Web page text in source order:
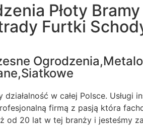
Płoty
Furtki
działalność w całej Polsce. Usługi
firmą z pasją która
od 20 lat w tej branży i jesteśmy